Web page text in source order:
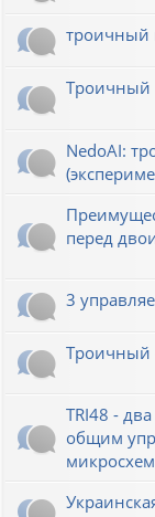
троичный
Троичный
NedoAI:
перед
3
Троичный
TRI48 -
общим